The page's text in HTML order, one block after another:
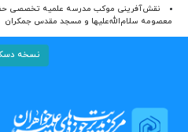
نقش‌آفرینی موکب مدرسه علمیه تخصصی
معصومه سلام‌الله‌علیها و مسجد مقدس جمکران
نسخه